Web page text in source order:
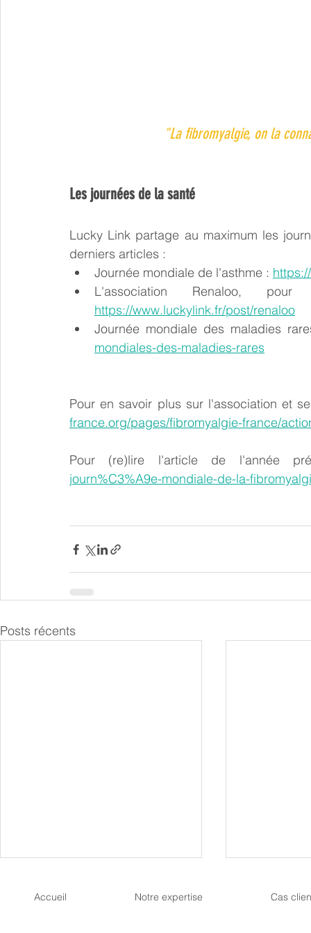
"La fibromyalgie, on la
Les journées de la santé
Lucky Link partage au maximum les
derniers articles :
Journée mondiale de l'asthme :
https://www.luckylink.fr/post/renaloo
Journée mondiale des maladies
mondiales-des-maladies-rares
Pour en savoir plus sur l'association et
france.org/pages/fibromyalgie-france/
Pour (re)lire l'article de l'année
journ%C3%A9e-mondiale-de-la-
Posts récents
Accueil Notre expertise Cas